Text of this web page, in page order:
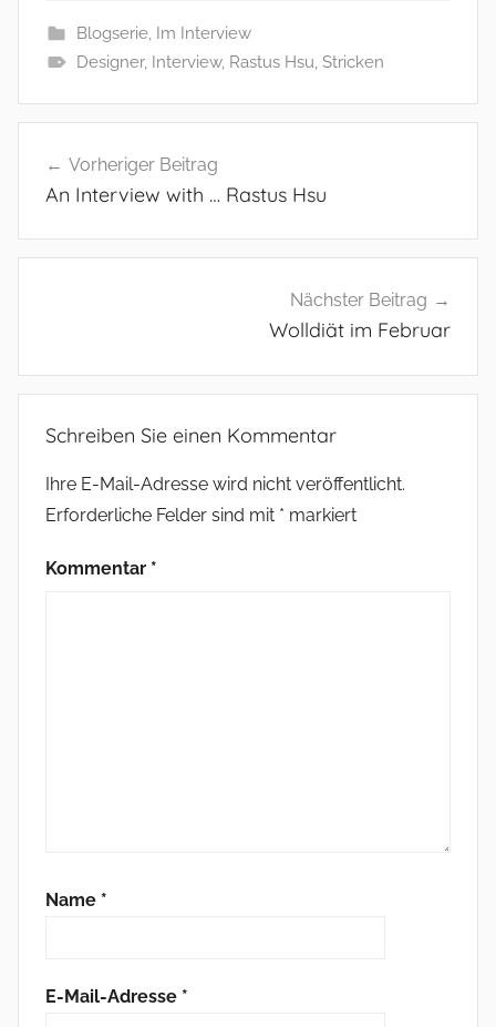
Blogserie, Im Interview
Designer, Interview, Rastus Hsu Stricken
Vorheriger Beitrag
An Interview with … Rastus Hsu
Nächster Beitrag
Wolldiät im Februar
Schreiben Sie einen Kommentar
Ihre E-Mail-Adresse wird nicht veröffentlicht.
Erforderliche Felder sind mit * markiert
Kommentar *
Name *
E-Mail-Adresse *